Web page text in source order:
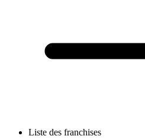
Liste des franchises